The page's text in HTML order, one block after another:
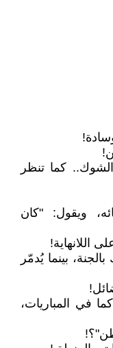
كما تنظر
ويقول: "كان
اللانهاية!
بينما يُدمّر
في المباريات،